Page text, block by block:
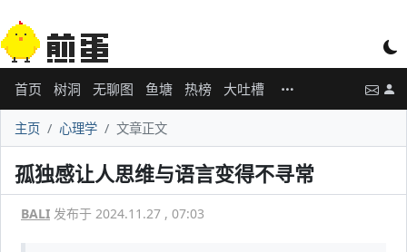
首页 树洞 无聊图 鱼塘 热榜 大吐槽
主页 心理学 文章正文
孤独感让人思维与语言变得不寻常
BALI 发布于 2024.11.27 , 07:03